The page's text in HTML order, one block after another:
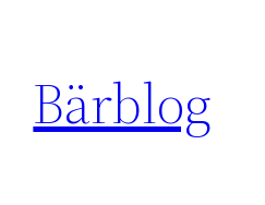
springen
Bärblog